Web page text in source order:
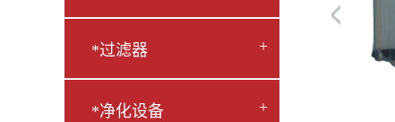
*过滤器 +
*净化设备 +